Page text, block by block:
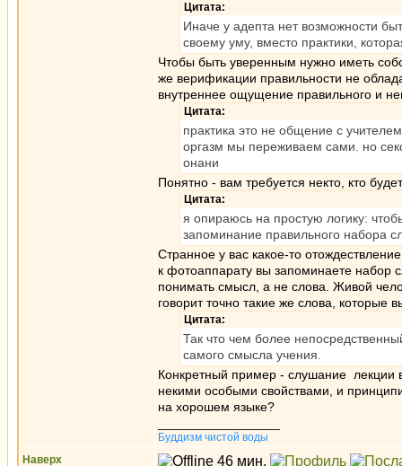
Цитата:
Иначе у адепта нет возможности
своему уму, вместо практики,
Чтобы быть уверенным нужно иметь
же верификации правильности не
внутреннее ощущение правильного и
Цитата:
практика это не общение с
оргазм мы переживаем сами. но
онани
Понятно - вам требуется некто, кто
Цитата:
я опираюсь на простую логику:
запоминание правильного набора
Странное у вас какое-то
к фотоаппарату вы запоминаете набор
понимать смысл, а не слова. Живой
говорит точно такие же слова,
Цитата:
Так что чем более
самого смысла учения.
Конкретный пример - слушание лекции
некими особыми свойствами, и
на хорошем языке?
Буддизм чистой воды
Наверх